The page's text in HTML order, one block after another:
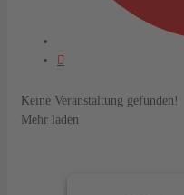
Keine Veranstaltung gefunden!
Mehr laden